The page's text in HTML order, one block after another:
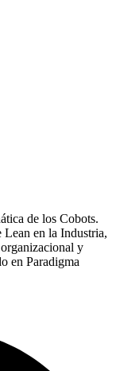
de los Cobots.
Lean en la Industria,
y
en Paradigma